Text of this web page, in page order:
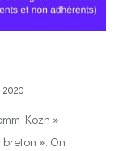
Kozh »
». On